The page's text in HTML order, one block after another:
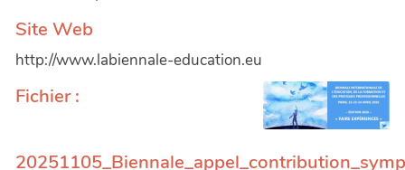
Site Web
http://www.labiennale-education.eu
Fichier :